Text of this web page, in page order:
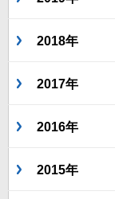
2018年
2017年
2016年
2015年